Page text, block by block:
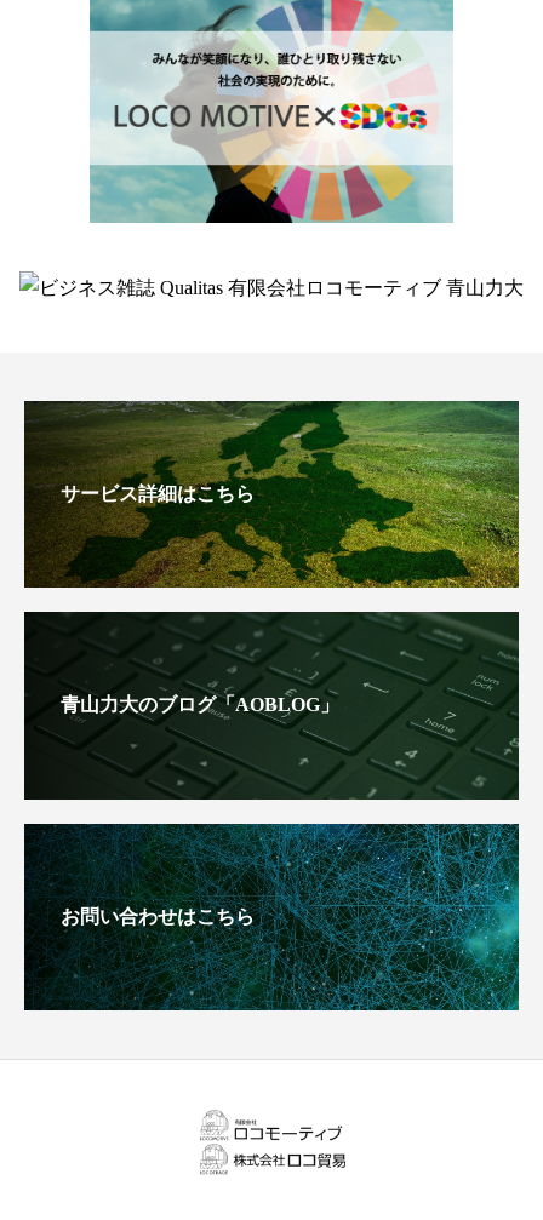
サービス詳細はこちら
青山力大のブログ「AOBLOG」
お問い合わせはこちら